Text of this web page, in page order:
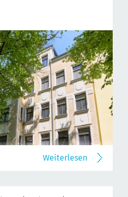
Weiterlesen